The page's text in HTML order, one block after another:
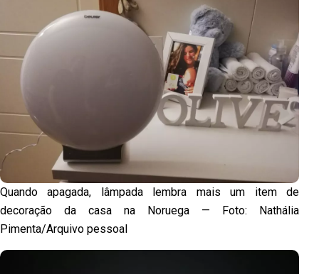
Quando apagada, lâmpada lembra mais um item de
decoração da casa na Noruega — Foto: Nathália
Pimenta/Arquivo pessoal